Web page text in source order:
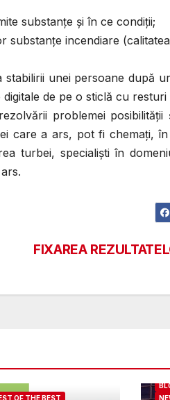
substanţe şi în ce condiţii;
substanţe incendiare
unei persoane după
de pe o sticlă cu
problemei
care a ars, pot fi chemaţi,
turbei, specialişti în
.
FIXAREA
OF THE BEST